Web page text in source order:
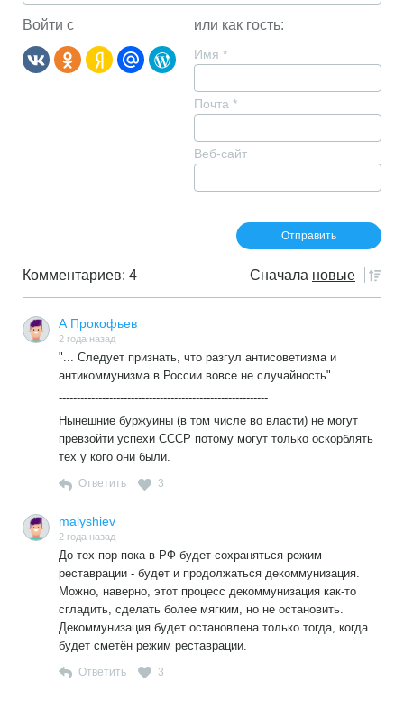
Войти с или как гость:
Имя *
Почта *
Веб-сайт
Комментариев: 4 Сначала новые
А Прокофьев
2 года назад
"... Следует признать, что разгул антисоветизма и
антикоммунизма в России вовсе не случайность".
----------------------------------------------------------
Нынешние буржуины (в том числе во власти) не могут
превзойти успехи СССР потому могут только оскорблять
тех у кого они были.
Ответить 3
malyshiev
2 года назад
До тех пор пока в РФ будет сохраняться режим
реставрации - будет и продолжаться декоммунизация.
Можно, наверно, этот процесс декоммунизация как-то
сгладить, сделать более мягким, но не остановить.
Декоммунизация будет остановлена только тогда, когда
будет сметён режим реставрации.
Ответить 3